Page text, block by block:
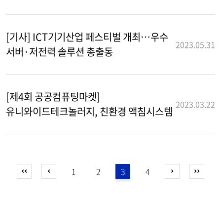
[기사] ICT기기산업 페스티벌 개최…우수
서버·저전력 솔루션 총출동
2023.05.31
[제4회 공공컴퓨팅마켓]
유니와이드테크놀러지, 친환경 액침시스템 2023.03.22
1 2 3 4